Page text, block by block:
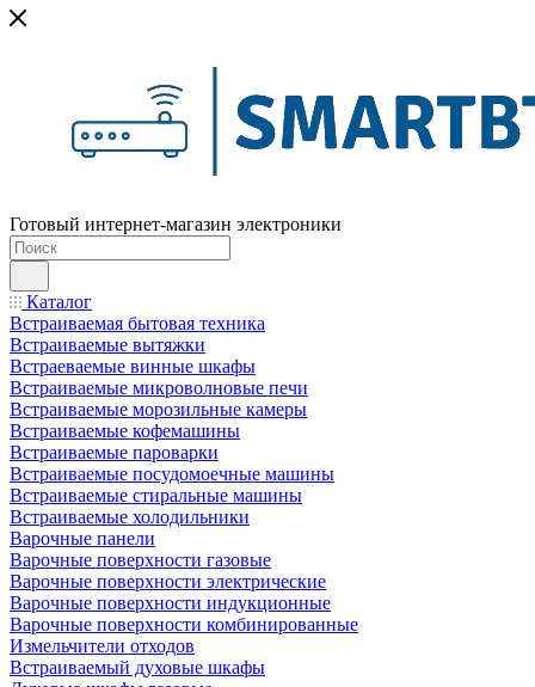
Готовый интернет-магазин электроники
Каталог
Встраиваемая бытовая техника
Встраиваемые вытяжки
Встраеваемые винные шкафы
Встраиваемые микроволновые печи
Встраиваемые морозильные камеры
Встраиваемые кофемашины
Встраиваемые пароварки
Встраиваемые посудомоечные машины
Встраиваемые стиральные машины
Встраиваемые холодильники
Варочные панели
Варочные поверхности газовые
Варочные поверхности электрические
Варочные поверхности индукционные
Варочные поверхности комбинированные
Измельчители отходов
Встраиваемый духовые шкафы